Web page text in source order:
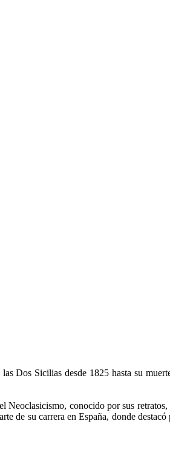
Dos Sicilias desde 1825 hasta su
conocido por sus retratos,
su carrera en España, donde